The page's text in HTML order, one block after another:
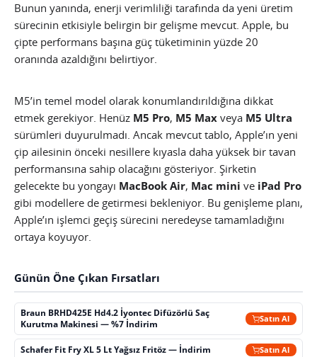
Bunun yanında, enerji verimliliği tarafında da yeni üretim
sürecinin etkisiyle belirgin bir gelişme mevcut. Apple, bu
çipte performans başına güç tüketiminin yüzde 20
oranında azaldığını belirtiyor.
M5’in temel model olarak konumlandırıldığına dikkat
etmek gerekiyor. Henüz M5 Pro, M5 Max veya M5 Ultra
sürümleri duyurulmadı. Ancak mevcut tablo, Apple’ın yeni
çip ailesinin önceki nesillere kıyasla daha yüksek bir tavan
performansına sahip olacağını gösteriyor. Şirketin
gelecekte bu yongayı MacBook Air, Mac mini ve iPad Pro
gibi modellere de getirmesi bekleniyor. Bu genişleme planı,
Apple’ın işlemci geçiş sürecini neredeyse tamamladığını
ortaya koyuyor.
Günün Öne Çıkan Fırsatları
Braun BRHD425E Hd4.2 İyontec Difüzörlü Saç
Kurutma Makinesi — %7 İndirim
Satın Al
Schafer Fit Fry XL 5 Lt Yağsız Fritöz — İndirim Satın Al